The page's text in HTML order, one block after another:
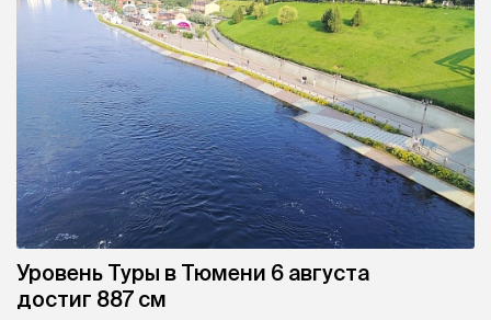
Уровень Туры в Тюмени 6 августа
достиг 887 см